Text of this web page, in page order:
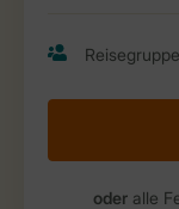
oderalle